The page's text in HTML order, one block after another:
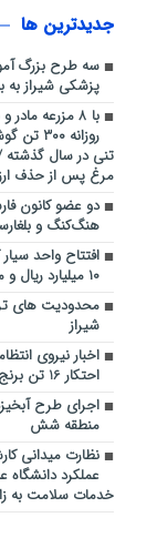
پشتکوه شهرستان
شیراز ادامه دارد
جديدترين ها
سه طرح بزرگ
پزشکی شیراز به
با ۸ مزرعه
مرغ پس از حذف
دو عضو کانون
هنگ‌کنگ و
افتتاح واحد
۱۰ میلیارد ریال و مشارکت خیر نیک‌اندیش
محدودیت های
شیراز
اخبار نیروی
احتکار 16 تن برنج در داراب
اجرای طرح
منطقه شش
نظارت میدانی
عملکرد دانشگاه
خدمات سلامت به